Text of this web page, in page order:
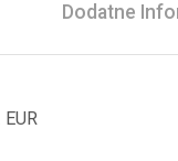
Dodatne